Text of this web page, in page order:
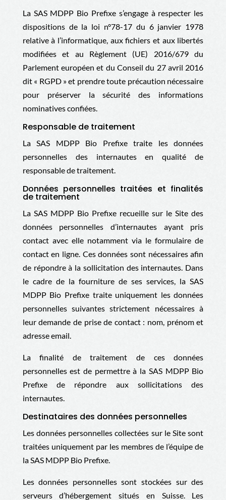
La SAS MDPP Bio Prefixe s’engage à respecter les
dispositions de la loi n°78-17 du 6 janvier 1978
relative à l’informatique, aux fichiers et aux libertés
modifiées et au Règlement (UE) 2016/679 du
Parlement européen et du Conseil du 27 avril 2016
dit « RGPD » et prendre toute précaution nécessaire
pour préserver la sécurité des informations
nominatives confiées.
Responsable de traitement
La SAS MDPP Bio Prefixetraite les données
personnelles des internautes en qualité de
responsable de traitement.
Données personnelles traitées et finalités
de traitement
La SAS MDPP Bio Prefixerecueille sur le Site des
données personnelles d’internautes ayant pris
contact avec elle notamment via le formulaire de
contact en ligne. Ces données sont nécessaires afin
de répondre à la sollicitation des internautes. Dans
le cadre de la fourniture de ses services, la SAS
MDPP Bio Prefixetraite uniquement les données
personnelles suivantes strictement nécessaires à
leur demande de prise de contact : nom, prénom et
adresse email.
La finalité de traitement de ces données
personnelles est de permettre à la SAS MDPP Bio
Prefixede répondre aux sollicitations des
internautes.
Destinataires des données personnelles
Les données personnelles collectées sur le Site sont
traitées uniquement par les membres de l’équipe de
la SAS MDPP Bio Prefixe.
Les données personnelles sont stockées sur des
serveurs d’hébergement situés en Suisse. Les